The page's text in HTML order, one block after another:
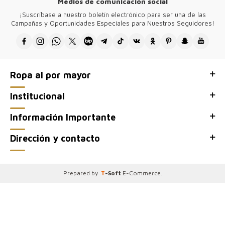
El accesorio con el logotipo de Kazee en el producto está chapado
en oro y no se empaña.
El diseño de todos nuestros productos pertenece a nuestra empresa
y se producen en Turquía.
sitio web mayorista Kazee Official.
¡Suscríbase a nuestro boletín electrónico para ser una de las
Campañas y Oportunidades Especiales para Nuestros Seguidores!
Ropa al por mayor
Institucional
Información Importante
Dirección y contacto
Prepared by T-Soft E-Commerce.